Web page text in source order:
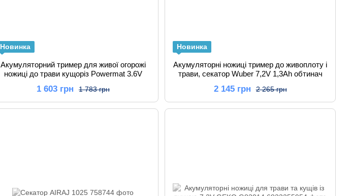
Новинка
Акумуляторний тример для живої огорожі
ножиці до трави кущоріз Powermat 3.6V
1 783 грн
1 603 грн
Новинка
Акумуляторні ножиці тример до живоплоту і
трави, секатор Wuber 7,2V 1,3Ah обтинач
2 265 грн
2 145 грн